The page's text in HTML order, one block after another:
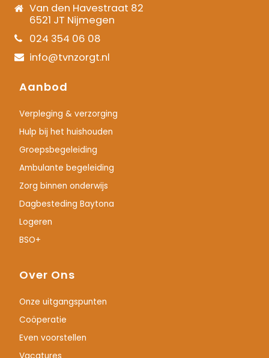
Van den Havestraat 82
6521 JT Nijmegen
024 354 06 08
info@tvnzorgt.nl
Aanbod
Verpleging & verzorging
Hulp bij het huishouden
Groepsbegeleiding
Ambulante begeleiding
Zorg binnen onderwijs
Dagbesteding Baytona
Logeren
BSO+
Over Ons
Onze uitgangspunten
Coöperatie
Even voorstellen
Vacatures